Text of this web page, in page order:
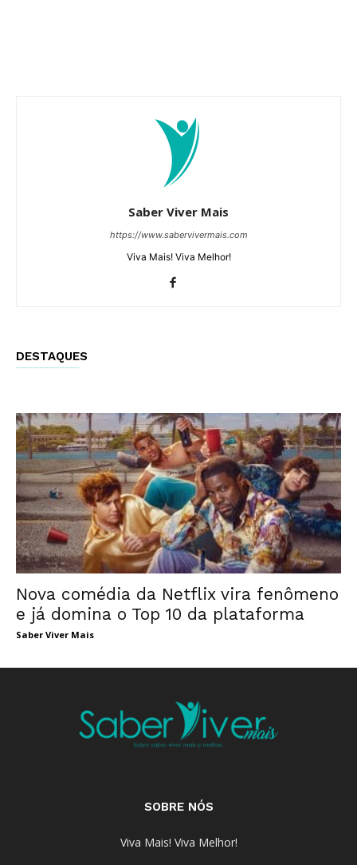
Saber Viver Mais
https://www.sabervivermais.com
Viva Mais! Viva Melhor!
DESTAQUES
Nova comédia da Netflix vira fenômeno
e já domina o Top 10 da plataforma
Saber Viver Mais
SOBRE NÓS
Viva Mais! Viva Melhor!